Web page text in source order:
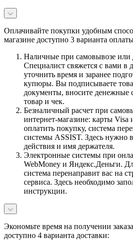
Оплачивайте покупки удобным
магазине доступно 3 варианта
Наличные при самовывозе или
Специалист свяжется с вами в
уточнить время и заранее
купюры. Вы подписываете
документы, вносите денежные
товар и чек.
Безналичный расчет при
интернет-магазине: карты Visa
оплатить покупку, система
системы ASSIST. Здесь нужно
действия и имя держателя.
Электронные системы при
WebMoney и Яндекс.Деньги.
система перенаправит вас на
сервиса. Здесь необходимо
инструкции.
Экономьте время на получении
доступно 4 варианта доставки: